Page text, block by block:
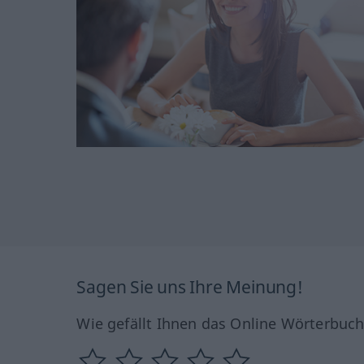
Sagen Sie uns Ihre Meinung!
Wie gefällt Ihnen das Online